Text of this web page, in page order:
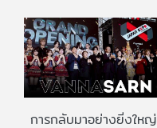
การกลับมาอย่างยิ่งใหญ่